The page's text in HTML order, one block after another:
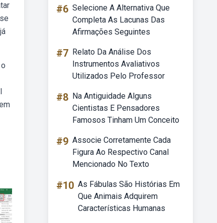
#6 Selecione A Alternativa Que
Completa As Lacunas Das
Afirmações Seguintes
#7 Relato Da Análise Dos
Instrumentos Avaliativos
Utilizados Pelo Professor
#8 Na Antiguidade Alguns
Cientistas E Pensadores
Famosos Tinham Um Conceito
#9 Associe Corretamente Cada
Figura Ao Respectivo Canal
Mencionado No Texto
#10 As Fábulas São Histórias Em
Que Animais Adquirem
Características Humanas